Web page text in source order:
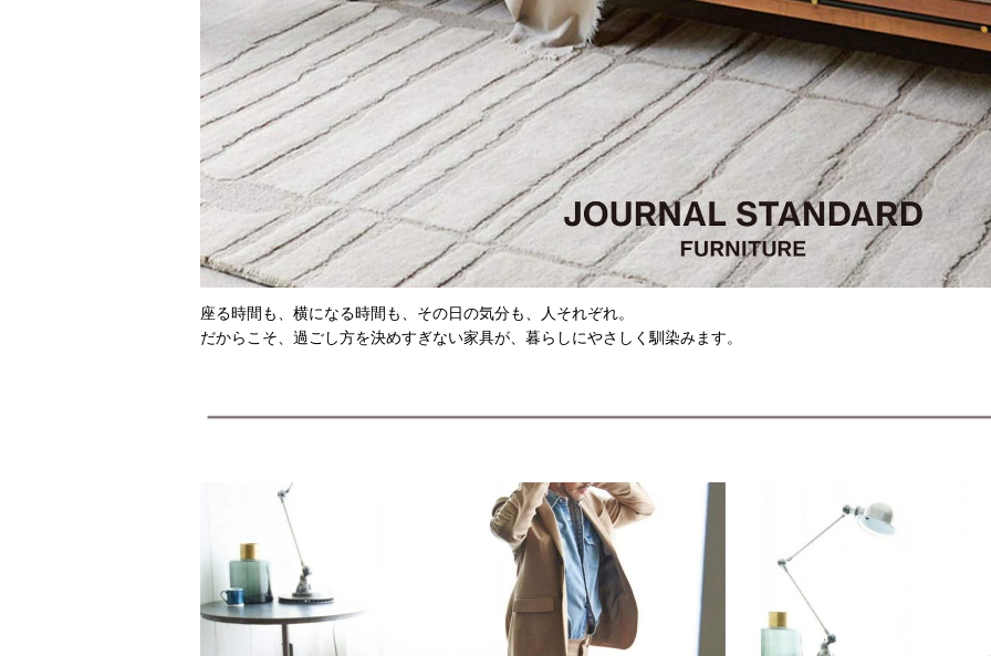
座る時間も、横になる時間も、その日の気分も、人それぞれ。
だからこそ、過ごし方を決めすぎない家具が、暮らしにやさしく馴染みます。